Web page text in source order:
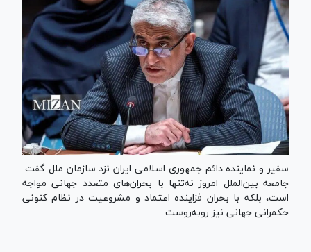
سفیر و نماینده دائم جمهوری اسلامی ایران نزد سازمان ملل گفت:
جامعه بین‌الملل امروز نه‌تنها با بحران‌های متعدد جهانی مواجه
است، بلکه با بحران فزاینده اعتماد و مشروعیت در نظام کنونی
حکمرانی جهانی نیز روبه‌روست.